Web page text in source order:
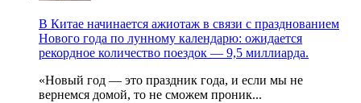
В Китае начинается ажиотаж в связи с празднованием
Нового года по лунному календарю: ожидается
рекордное количество поездок — 9,5 миллиарда.
«Новый год — это праздник года, и если мы не
вернемся домой, то не сможем проник...